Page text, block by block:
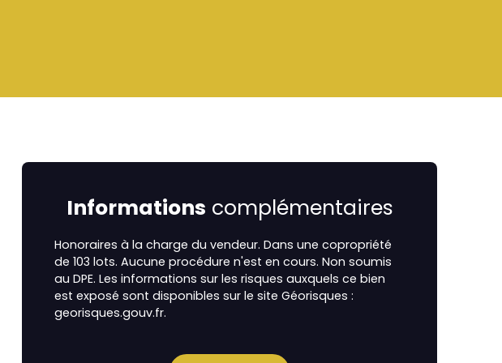
Informations complémentaires
Honoraires à la charge du vendeur. Dans une copropriété
de 103 lots. Aucune procédure n'est en cours. Non soumis
au DPE. Les informations sur les risques auxquels ce bien
est exposé sont disponibles sur le site Géorisques :
georisques.gouv.fr.